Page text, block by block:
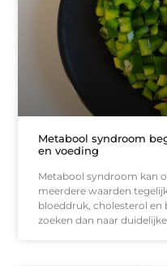
Metabool syndroom
en voeding
Metabool syndroom kan
meerdere waarden
bloeddruk, cholesterol en
zoeken dan naar